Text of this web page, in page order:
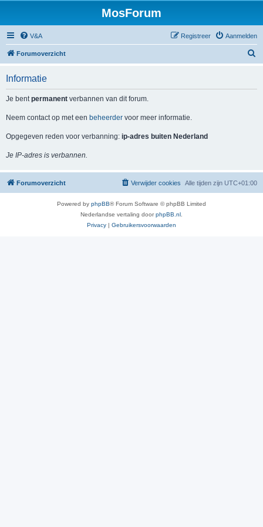
MosForum
V&A Aanmelden
Registreer
Forumoverzicht
Informatie
Je bentpermanent verbannen van dit forum.
Neem contact op met een beheerder voor meer informatie.
Opgegeven reden voor verbanning: ip-adres buiten Nederland
Je IP-adres is verbannen.
Forumoverzicht Alle tijden zijn UTC+01:00
Verwijder cookies
Powered by phpBB® Forum Software © phpBB Limited
Nederlandse vertaling doorphpBB.nl
Privacy | Gebruikersvoorwaarden